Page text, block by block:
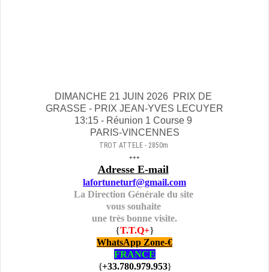
DIMANCHE 21 JUIN 2026 PRIX DE
GRASSE - PRIX JEAN-YVES LECUYER
13:15 - Réunion 1 Course 9
PARIS-VINCENNES
TROT ATTELE - 2850m
+++
Adresse E-mail
lafortuneturf@gmail.com
La Direction Générale du site
vous souhaite
une très bonne visite.
{T.T.Q+}
WhatsApp Zone-€
FRANCE
{+33.780.979.953}